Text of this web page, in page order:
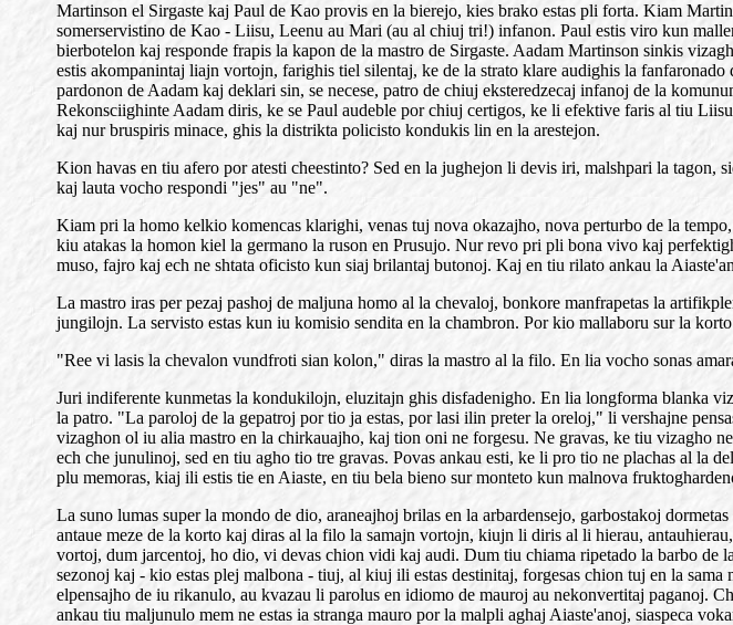
Martinson el Sirgaste kaj Paul de Kao provis en la bierejo, kies brako estas pli forta. Kiam
somerservistino de Kao - Liisu, Leenu au Mari (au al chiuj tri!) infanon. Paul estis viro kun
bierbotelon kaj responde frapis la kapon de la mastro de Sirgaste. Aadam Martinson sinkis
estis akompanintaj liajn vortojn, farighis tiel silentaj, ke de la strato klare audighis la
pardonon de Aadam kaj deklari sin, se necese, patro de chiuj eksteredzecaj infanoj de la
Rekonsciighinte Aadam diris, ke se Paul audeble por chiuj certigos, ke li efektive faris al tiu
kaj nur bruspiris minace, ghis la distrikta policisto kondukis lin en la arestejon.
Kion havas en tiu afero por atesti cheestinto? Sed en la jughejon li devis iri, malshpari la
kaj lauta vocho respondi "jes" au "ne".
Kiam pri la homo kelkio komencas klarighi, venas tuj nova okazajho, nova perturbo de la
kiu atakas la homon kiel la germano la ruson en Prusujo. Nur revo pri pli bona vivo kaj
muso, fajro kaj ech ne shtata oficisto kun siaj brilantaj butonoj. Kaj en tiu rilato ankau la
La mastro iras per pezaj pashoj de maljuna homo al la chevaloj, bonkore manfrapetas la
jungilojn. La servisto estas kun iu komisio sendita en la chambron. Por kio mallaboru sur la
"Ree vi lasis la chevalon vundfroti sian kolon," diras la mastro al la filo. En lia vocho sonas
Juri indiferente kunmetas la kondukilojn, eluzitajn ghis disfadenigho. En lia longforma blanka
la patro. "La paroloj de la gepatroj por tio ja estas, por lasi ilin preter la oreloj," li vershajne
vizaghon ol iu alia mastro en la chirkauajho, kaj tion oni ne forgesu. Ne gravas, ke tiu vizagho
ech che junulinoj, sed en tiu agho tio tre gravas. Povas ankau esti, ke li pro tio ne plachas al la
plu memoras, kiaj ili estis tie en Aiaste, en tiu bela bieno sur monteto kun malnova
La suno lumas super la mondo de dio, araneajhoj brilas en la arbardensejo, garbostakoj
antaue meze de la korto kaj diras al la filo la samajn vortojn, kiujn li diris al li hierau,
vortoj, dum jarcentoj, ho dio, vi devas chion vidi kaj audi. Dum tiu chiama ripetado la barbo de
sezonoj kaj - kio estas plej malbona - tiuj, al kiuj ili estas destinitaj, forgesas chion tuj en la
elpensajho de iu rikanulo, au kvazau li parolus en idiomo de mauroj au nekonvertitaj paganoj.
ankau tiu maljunulo mem ne estas ia stranga mauro por la malpli aghaj Aiaste'anoj, siaspeca